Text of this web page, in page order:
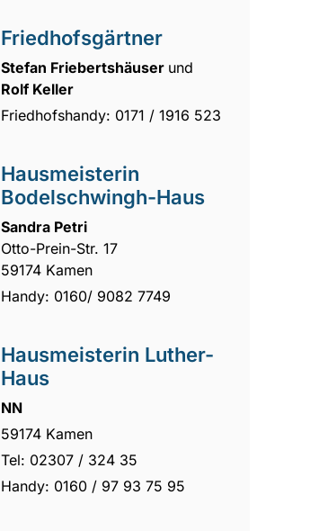
Friedhofsgärtner
Stefan Friebertshäuser und
Rolf Keller
Friedhofshandy: 0171 / 1916 523
Hausmeisterin
Bodelschwingh-Haus
Sandra Petri
Otto-Prein-Str. 17
59174 Kamen
Handy: 0160/ 9082 7749
Hausmeisterin Luther-
Haus
NN
59174 Kamen
Tel: 02307 / 324 35
Handy: 0160 / 97 93 75 95